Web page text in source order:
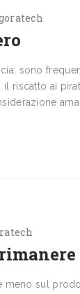
sono
riscatto ai
meno sul